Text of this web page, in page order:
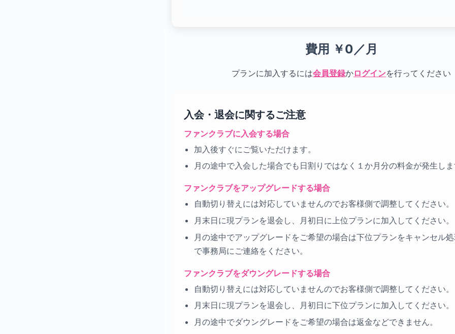
費用 ￥0／月
プランに加入するには会員登録かログインを行ってください
入会・退会に関するご注意
ファンクラブに入会する場合
加入後すぐにご覧いただけます。
月の途中で入会した場合でも日割りではなく１か月分の料金が発生し
ファンクラブをアップグレードする場合
自動切り替えには対応していませんのでお客様側で調整してください。
月末日に現プランを退会し、月初日に上位プランに加入してください。
月の途中でアップグレードをご希望の場合は下位プランをキャンセル
で事務局にご連絡をください。
ファンクラブをダウングレードする場合
自動切り替えには対応していませんのでお客様側で調整してください。
月末日に現プランを退会し、月初日に下位プランに加入してください。
月の途中でダウングレードをご希望の場合は返金などできません。